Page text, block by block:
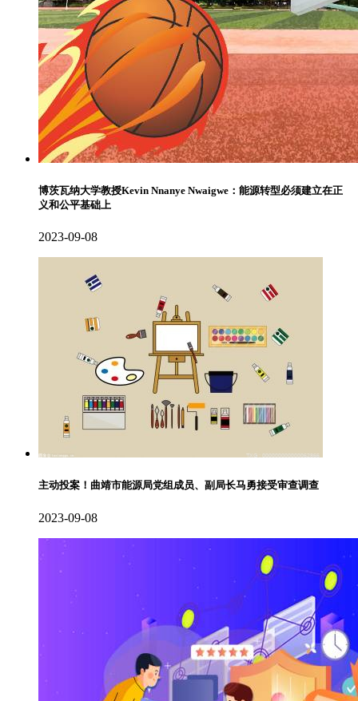
博茨瓦纳大学教授Kevin Nnanye Nwaigwe：能源转型必须建立在正
义和公平基础上
2023-09-08
主动投案！曲靖市能源局党组成员、副局长马勇接受审查调查
2023-09-08